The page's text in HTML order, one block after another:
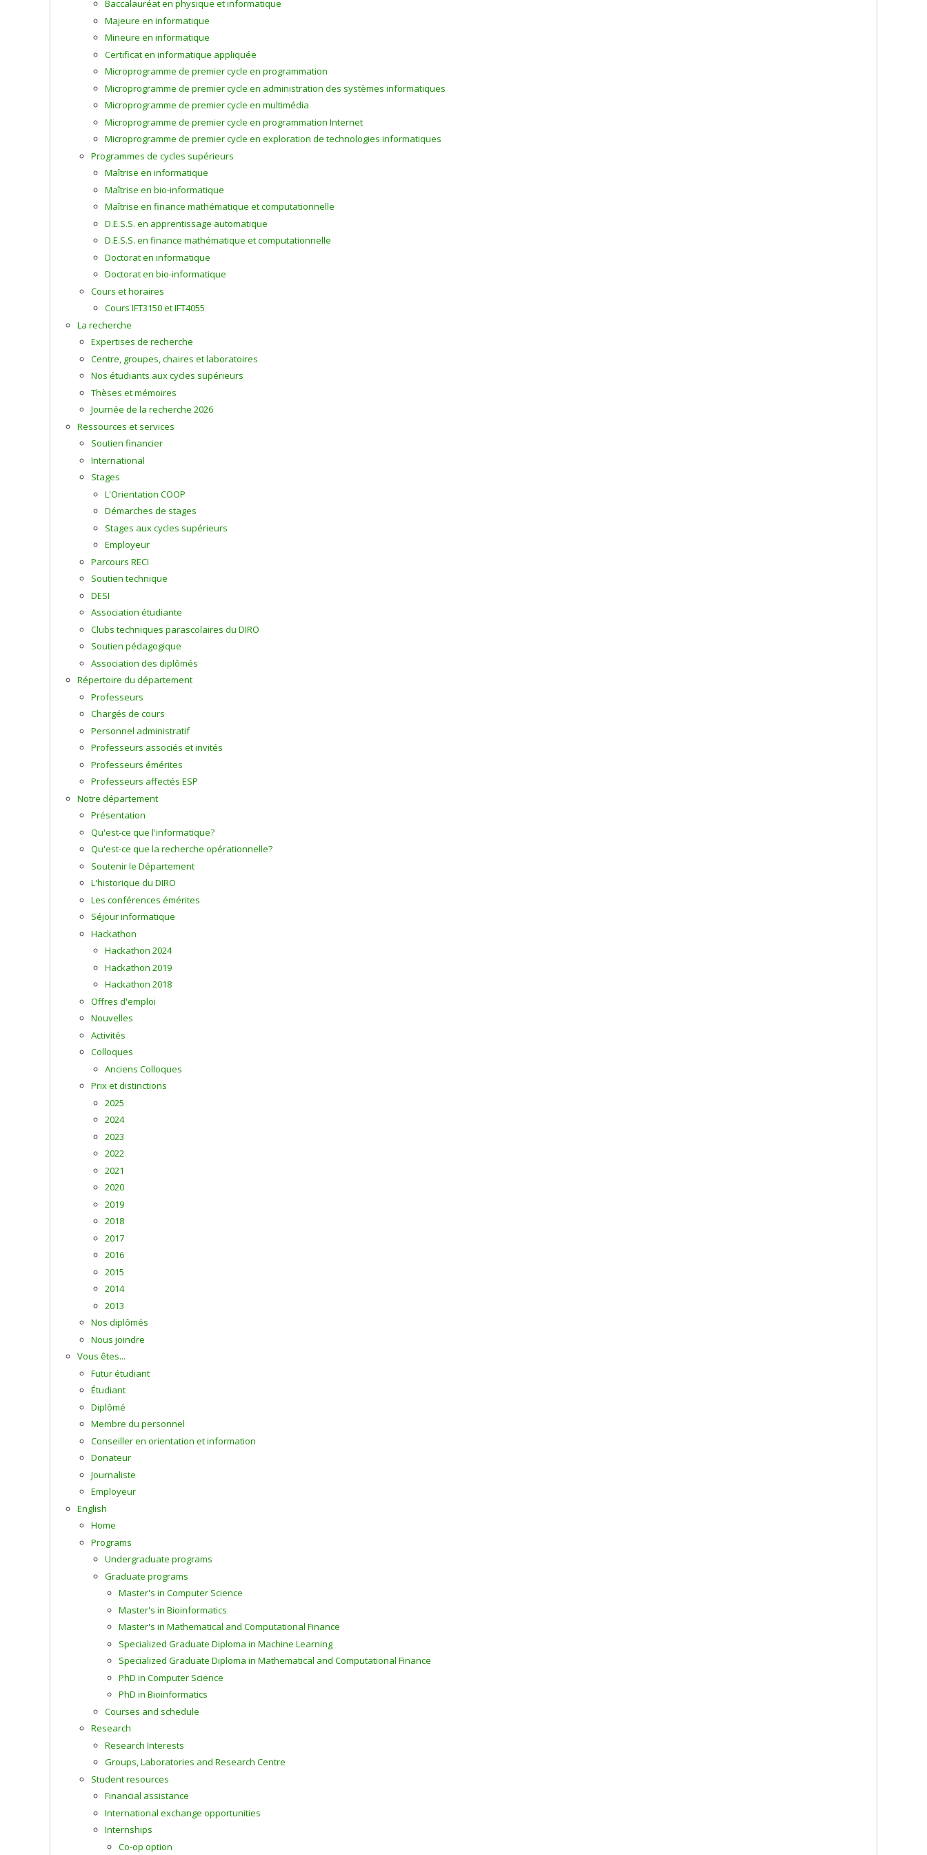
Baccalauréat en physique et informatique
Majeure en informatique
Mineure en informatique
Certificat en informatique appliquée
Microprogramme de premier cycle en programmation
Microprogramme de premier cycle en administration des systèmes informatiques
Microprogramme de premier cycle en multimédia
Microprogramme de premier cycle en programmation Internet
Microprogramme de premier cycle en exploration de technologies informatiques
Programmes de cycles supérieurs
Maîtrise en informatique
Maîtrise en bio-informatique
Maîtrise en finance mathématique et computationnelle
D.E.S.S. en apprentissage automatique
D.E.S.S. en finance mathématique et computationnelle
Doctorat en informatique
Doctorat en bio-informatique
Cours et horaires
Cours IFT3150 et IFT4055
La recherche
Expertises de recherche
Centre, groupes, chaires et laboratoires
Nos étudiants aux cycles supérieurs
Thèses et mémoires
Journée de la recherche 2026
Ressources et services
Soutien financier
International
Stages
L'Orientation COOP
Démarches de stages
Stages aux cycles supérieurs
Employeur
Parcours RECI
Soutien technique
DESI
Association étudiante
Clubs techniques parascolaires du DIRO
Soutien pédagogique
Association des diplômés
Répertoire du département
Professeurs
Chargés de cours
Personnel administratif
Professeurs associés et invités
Professeurs émérites
Professeurs affectés ESP
Notre département
Présentation
Qu'est-ce que l'informatique?
Qu'est-ce que la recherche opérationnelle?
Soutenir le Département
L'historique du DIRO
Les conférences émérites
Séjour informatique
Hackathon
Hackathon 2024
Hackathon 2019
Hackathon 2018
Offres d'emploi
Nouvelles
Activités
Colloques
Anciens Colloques
Prix et distinctions
2025
2024
2023
2022
2021
2020
2019
2018
2017
2016
2015
2014
2013
Nos diplômés
Nous joindre
Vous êtes...
Futur étudiant
Étudiant
Diplômé
Membre du personnel
Conseiller en orientation et information
Donateur
Journaliste
Employeur
English
Home
Programs
Undergraduate programs
Graduate programs
Master's in Computer Science
Master's in Bioinformatics
Master's in Mathematical and Computational Finance
Specialized Graduate Diploma in Machine Learning
Specialized Graduate Diploma in Mathematical and Computational Finance
PhD in Computer Science
PhD in Bioinformatics
Courses and schedule
Research
Research Interests
Groups, Laboratories and Research Centre
Student resources
Financial assistance
International exchange opportunities
Internships
Co-op option